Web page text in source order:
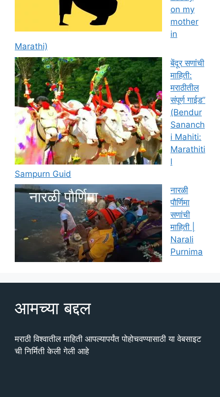
on my
mother
in
Marathi)
बेंदूर सणांची
माहिती:
मराठीतील
संपूर्ण गाईड”
(Bendur
Sananch
i Mahiti:
Marathiti
l
Sampurn Guid
नारळी
पौर्णिमा
सणांची
माहिती |
Narali
Purnima
आमच्या बद्दल
मराठी विश्वातील माहिती आपल्यापर्यंत पोहोचवण्यासाठी या वेबसाइट
ची निर्मिती केली गेली आहे